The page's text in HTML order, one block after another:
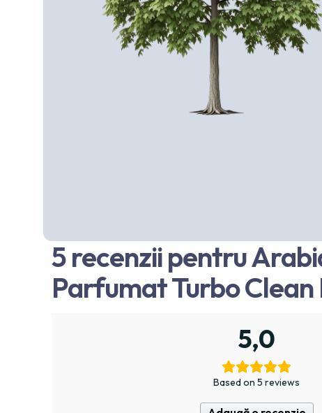
5 recenzii pentru
Parfumat Turbo
5,0
Based on 5 reviews